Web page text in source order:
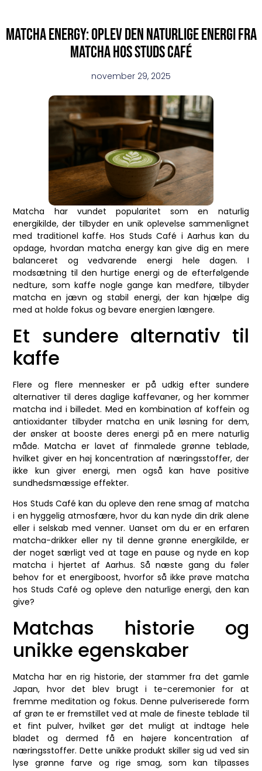
Matcha energy: Oplev den naturlige energi fra
matcha hos Studs Café
november 29, 2025
Matcha har vundet popularitet som en naturlig
energikilde, der tilbyder en unik oplevelse sammenlignet
med traditionel kaffe. Hos Studs Café i Aarhus kan du
opdage, hvordan matcha energy kan give dig en mere
balanceret og vedvarende energi hele dagen. I
modsætning til den hurtige energi og de efterfølgende
nedture, som kaffe nogle gange kan medføre, tilbyder
matcha en jævn og stabil energi, der kan hjælpe dig
med at holde fokus og bevare energien længere.
Et sundere alternativ til
kaffe
Flere og flere mennesker er på udkig efter sundere
alternativer til deres daglige kaffevaner, og her kommer
matcha ind i billedet. Med en kombination af koffein og
antioxidanter tilbyder matcha en unik løsning for dem,
der ønsker at booste deres energi på en mere naturlig
måde. Matcha er lavet af finmalede grønne teblade,
hvilket giver en høj koncentration af næringsstoffer, der
ikke kun giver energi, men også kan have positive
sundhedsmæssige effekter.
Hos Studs Café kan du opleve den rene smag af matcha
i en hyggelig atmosfære, hvor du kan nyde din drik alene
eller i selskab med venner. Uanset om du er en erfaren
matcha-drikker eller ny til denne grønne energikilde, er
der noget særligt ved at tage en pause og nyde en kop
matcha i hjertet af Aarhus. Så næste gang du føler
behov for et energiboost, hvorfor så ikke prøve matcha
hos Studs Café og opleve den naturlige energi, den kan
give?
Matchas historie og
unikke egenskaber
Matcha har en rig historie, der stammer fra det gamle
Japan, hvor det blev brugt i te-ceremonier for at
fremme meditation og fokus. Denne pulveriserede form
af grøn te er fremstillet ved at male de fineste teblade til
et fint pulver, hvilket gør det muligt at indtage hele
bladet og dermed få en højere koncentration af
næringsstoffer. Dette unikke produkt skiller sig ud ved sin
lyse grønne farve og rige smag, som kan tilpasses